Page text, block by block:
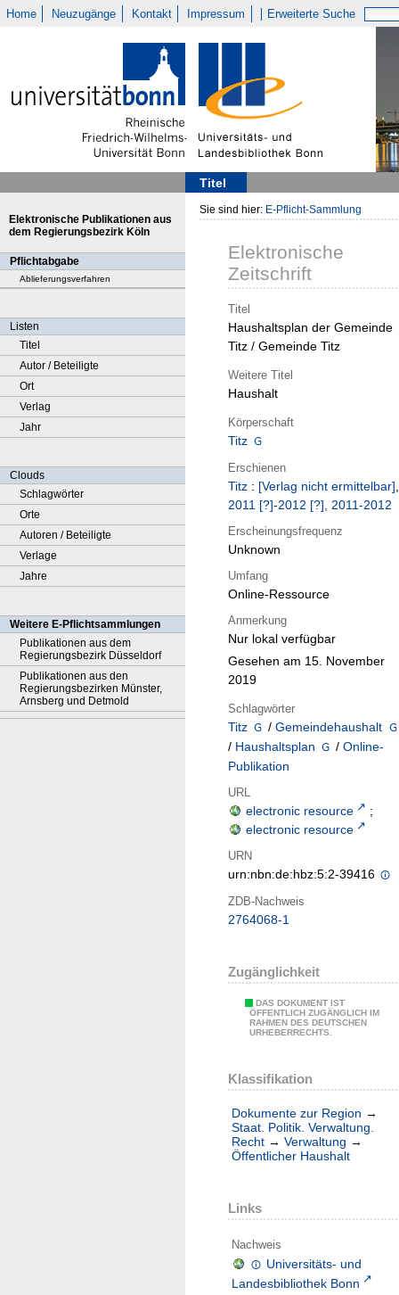
Home Neuzugänge Kontakt Impressum Erweiterte Suche
Titel
Elektronische Publikationen aus
dem Regierungsbezirk Köln
Pflichtabgabe
Ablieferungsverfahren
Listen
Titel
Autor / Beteiligte
Ort
Verlag
Jahr
Clouds
Schlagwörter
Orte
Autoren / Beteiligte
Verlage
Jahre
Weitere E-Pflichtsammlungen
Publikationen aus dem
Regierungsbezirk Düsseldorf
Publikationen aus den
Regierungsbezirken Münster,
Arnsberg und Detmold
Sie sind hier: E-Pflicht-Sammlung
Elektronische
Zeitschrift
Titel
Haushaltsplan der Gemeinde
Titz / Gemeinde Titz
Weitere Titel
Haushalt
Körperschaft
Titz
Erschienen
Titz : [Verlag nicht ermittelbar],
2011 [?]-2012 [?], 2011-2012
Erscheinungsfrequenz
Unknown
Umfang
Online-Ressource
Anmerkung
Nur lokal verfügbar
Gesehen am 15. November
2019
Schlagwörter
Titz / Gemeindehaushalt
/ Haushaltsplan / Online-
Publikation
URL
electronic resource
;
electronic resource
URN
urn:nbn:de:hbz:5:2-39416
ZDB-Nachweis
2764068-1
Zugänglichkeit
DAS DOKUMENT IST
ÖFFENTLICH ZUGÄNGLICH IM
RAHMEN DES DEUTSCHEN
URHEBERRECHTS.
Klassifikation
Dokumente zur Region →
Staat. Politik. Verwaltung.
Recht → Verwaltung →
Öffentlicher Haushalt
Links
Nachweis
Universitäts- und
Landesbibliothek Bonn